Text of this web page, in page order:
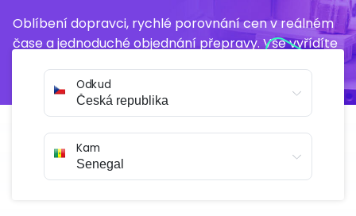
Oblíbení dopravci, rychlé porovnání cen v reálném
čase a jednoduché objednání přepravy. Vše vyřídíte
Odkud
Kam